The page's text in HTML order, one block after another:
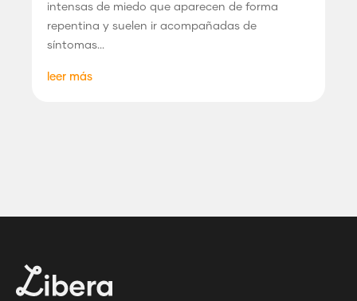
intensas de miedo que aparecen de forma
repentina y suelen ir acompañadas de
síntomas...
leer más